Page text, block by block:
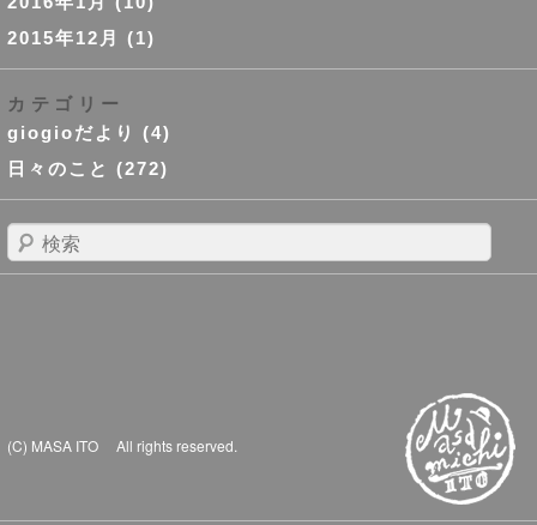
2015年12月
(1)
カテゴリー
giogioだより
(4)
日々のこと (272)
検
索
(C) MASA ITO All rights reserved.